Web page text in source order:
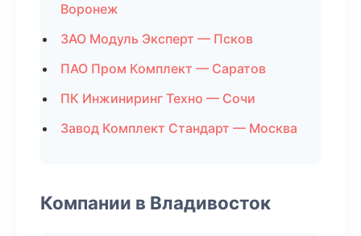
Воронеж
ЗАО Модуль Эксперт — Псков
ПАО Пром Комплект — Саратов
ПК Инжиниринг Техно — Сочи
Завод Комплект Стандарт — Москва
Компании в Владивосток